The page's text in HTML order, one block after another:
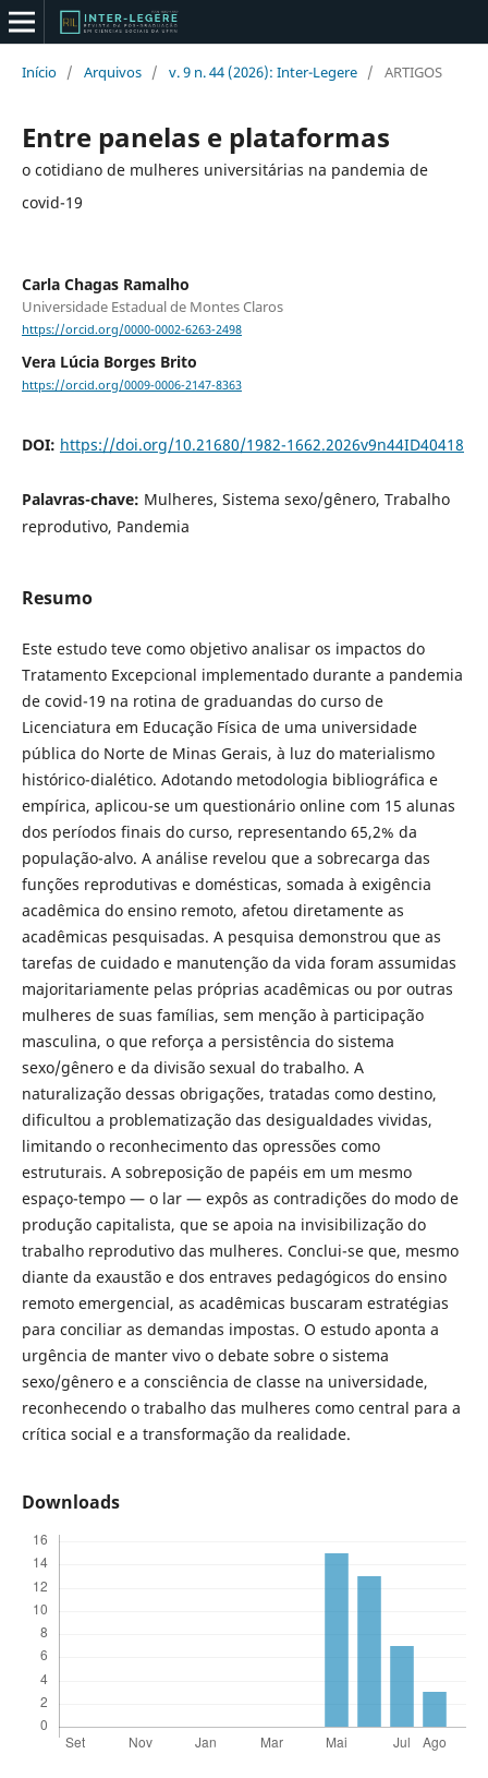
Início / Arquivos / v. 9 n. 44 (2026): Inter-Legere / ARTIGOS
Entre panelas e plataformas
o cotidiano de mulheres universitárias na pandemia de
covid-19
Carla Chagas Ramalho
Universidade Estadual de Montes Claros
https://orcid.org/0000-0002-6263-2498
Vera Lúcia Borges Brito
https://orcid.org/0009-0006-2147-8363
DOI: https://doi.org/10.21680/1982-1662.2026v9n44ID40418
Palavras-chave: Mulheres, Sistema sexo/gênero, Trabalho
reprodutivo, Pandemia
Resumo
Este estudo teve como objetivo analisar os impactos do
Tratamento Excepcional implementado durante a pandemia
de covid-19 na rotina de graduandas do curso de
Licenciatura em Educação Física de uma universidade
pública do Norte de Minas Gerais, à luz do materialismo
histórico-dialético. Adotando metodologia bibliográfica e
empírica, aplicou-se um questionário online com 15 alunas
dos períodos finais do curso, representando 65,2% da
população-alvo. A análise revelou que a sobrecarga das
funções reprodutivas e domésticas, somada à exigência
acadêmica do ensino remoto, afetou diretamente as
acadêmicas pesquisadas. A pesquisa demonstrou que as
tarefas de cuidado e manutenção da vida foram assumidas
majoritariamente pelas próprias acadêmicas ou por outras
mulheres de suas famílias, sem menção à participação
masculina, o que reforça a persistência do sistema
sexo/gênero e da divisão sexual do trabalho. A
naturalização dessas obrigações, tratadas como destino,
dificultou a problematização das desigualdades vividas,
limitando o reconhecimento das opressões como
estruturais. A sobreposição de papéis em um mesmo
espaço-tempo — o lar — expôs as contradições do modo de
produção capitalista, que se apoia na invisibilização do
trabalho reprodutivo das mulheres. Conclui-se que, mesmo
diante da exaustão e dos entraves pedagógicos do ensino
remoto emergencial, as acadêmicas buscaram estratégias
para conciliar as demandas impostas. O estudo aponta a
urgência de manter vivo o debate sobre o sistema
sexo/gênero e a consciência de classe na universidade,
reconhecendo o trabalho das mulheres como central para a
crítica social e a transformação da realidade.
Downloads